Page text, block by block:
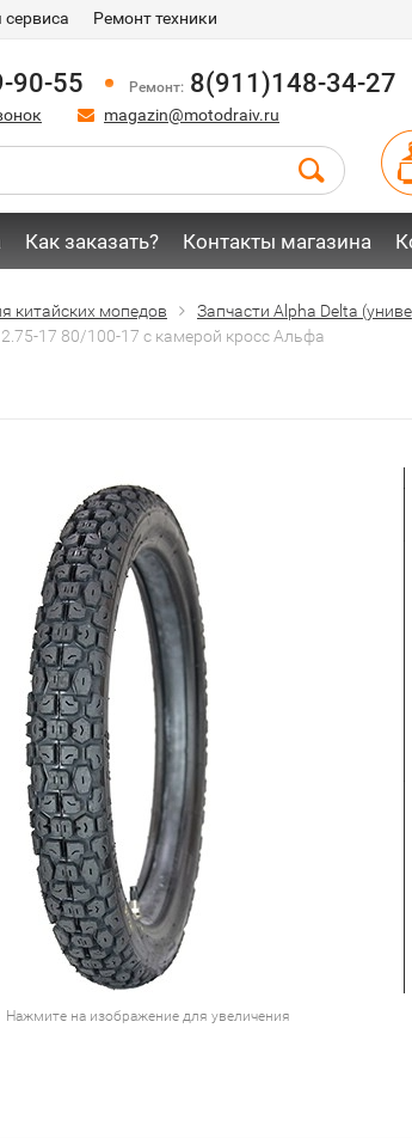
Ремонт техники
90-55 Ремонт: 8(911)148-34-27
magazin@motodraiv.ru
Как заказать? Контакты магазина
китайских мопедов
Запчасти Alpha Delta
17 80/100-17 с камерой кросс Альфа
Нажмите на изображение для увеличения